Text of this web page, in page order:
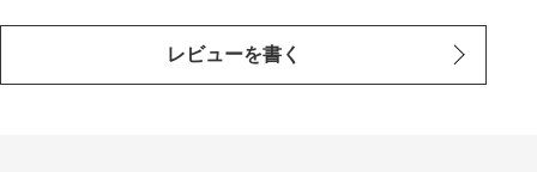
レビューを書く